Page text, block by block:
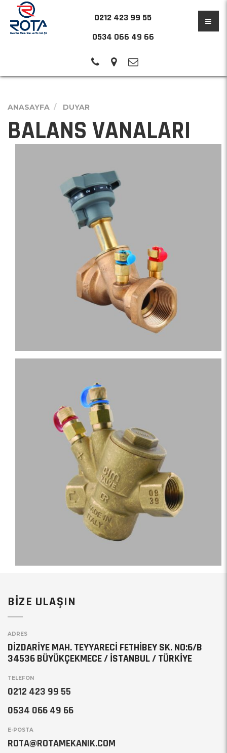
0212 423 99 55
0534 066 49 66
ANASAYFA DUYAR
BALANS VANALARI
BİZE ULAŞIN
ADRES
DİZDARİYE MAH. TEYYARECİ FETHİBEY SK. NO:6/B
34536 BÜYÜKÇEKMECE / İSTANBUL / TÜRKİYE
TELEFON
0212 423 99 55
0534 066 49 66
E-POSTA
ROTA@ROTAMEKANIK.COM